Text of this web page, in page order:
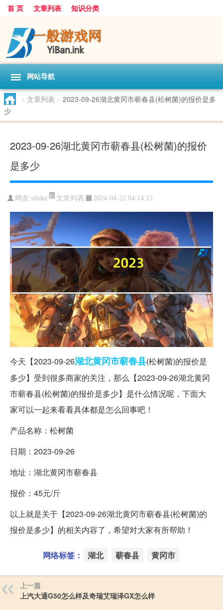
首 页 文章列表 知识分类
网站导航
> 文章列表 > 2023-09-26湖北黄冈市蕲春县(松树菌)的报价是多
少
2023-09-26湖北黄冈市蕲春县(松树菌)的报价
是多少
网友:sslake 文章列表 2024-04-22 04:14:12
今天【2023-09-26湖北黄冈市蕲春县(松树菌)的报价是
多少】受到很多商家的关注，那么【2023-09-26湖北黄冈
市蕲春县(松树菌)的报价是多少】是什么情况呢，下面大
家可以一起来看看具体都是怎么回事吧！
产品名称：松树菌
日期：2023-09-26
地址：湖北黄冈市蕲春县
报价：45元/斤
以上就是关于【2023-09-26湖北黄冈市蕲春县(松树菌)的
报价是多少】的相关内容了，希望对大家有所帮助！
网络标签： 湖北 蕲春县 黄冈市
上一篇
上汽大通G50怎么样及奇瑞艾瑞泽GX怎么样